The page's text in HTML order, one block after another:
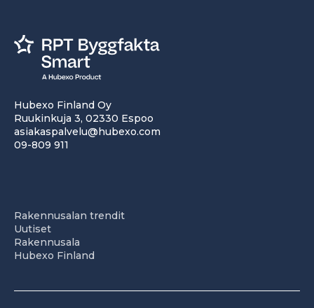
Hubexo Finland Oy
Ruukinkuja 3, 02330 Espoo
asiakaspalvelu@hubexo.com
09-809 911
Rakennusalan trendit
Uutiset
Rakennusala
Hubexo Finland